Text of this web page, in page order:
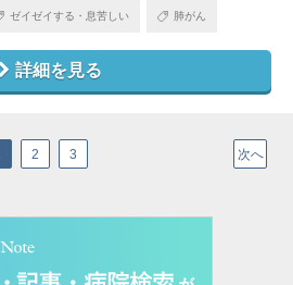
ゼイゼイする・息苦しい 肺がん
詳細を見る
次へ
2 3